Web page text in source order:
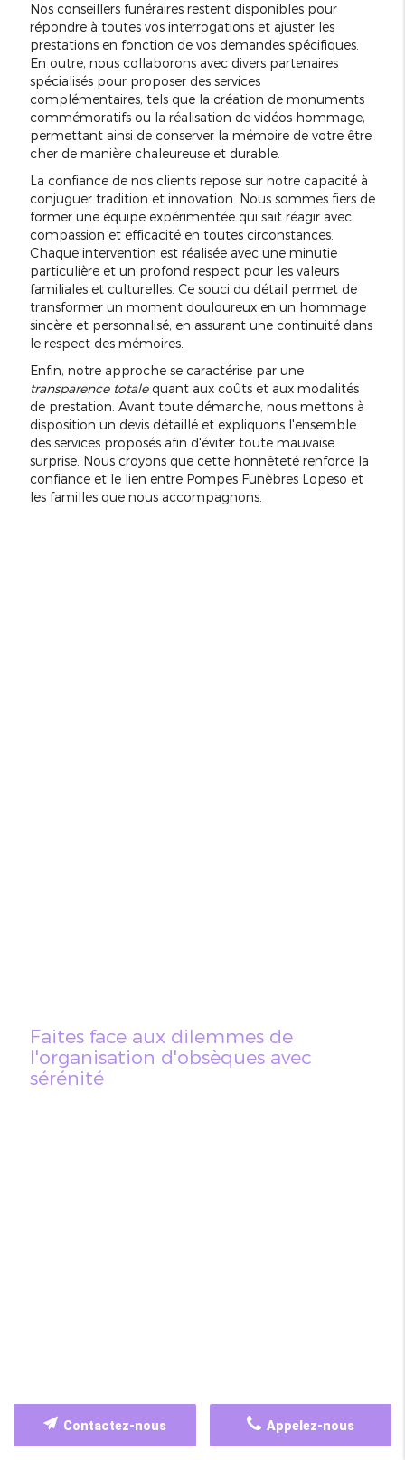
Nos conseillers funéraires restent disponibles pour
répondre à toutes vos interrogations et ajuster les
prestations en fonction de vos demandes spécifiques.
En outre, nous collaborons avec divers partenaires
spécialisés pour proposer des services
complémentaires, tels que la création de monuments
commémoratifs ou la réalisation de vidéos hommage,
permettant ainsi de conserver la mémoire de votre être
cher de manière chaleureuse et durable.
La confiance de nos clients repose sur notre capacité à
conjuguer tradition et innovation. Nous sommes fiers de
former une équipe expérimentée qui sait réagir avec
compassion et efficacité en toutes circonstances.
Chaque intervention est réalisée avec une minutie
particulière et un profond respect pour les valeurs
familiales et culturelles. Ce souci du détail permet de
transformer un moment douloureux en un hommage
sincère et personnalisé, en assurant une continuité dans
le respect des mémoires.
Enfin, notre approche se caractérise par une
transparence totalequant aux coûts et aux modalités
de prestation. Avant toute démarche, nous mettons à
disposition un devis détaillé et expliquons l'ensemble
des services proposés afin d'éviter toute mauvaise
surprise. Nous croyons que cette honnêteté renforce la
confiance et le lien entre Pompes Funèbres Lopeso et
les familles que nous accompagnons.
Faites face aux dilemmes de
l'organisation d'obsèques avec
sérénité
Appelez-nous
Contactez-nous